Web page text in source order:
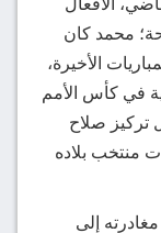
محمد كان
الأخيرة،
في كأس الأمم
تركيز صلاح
منتخب بلاده
إلى